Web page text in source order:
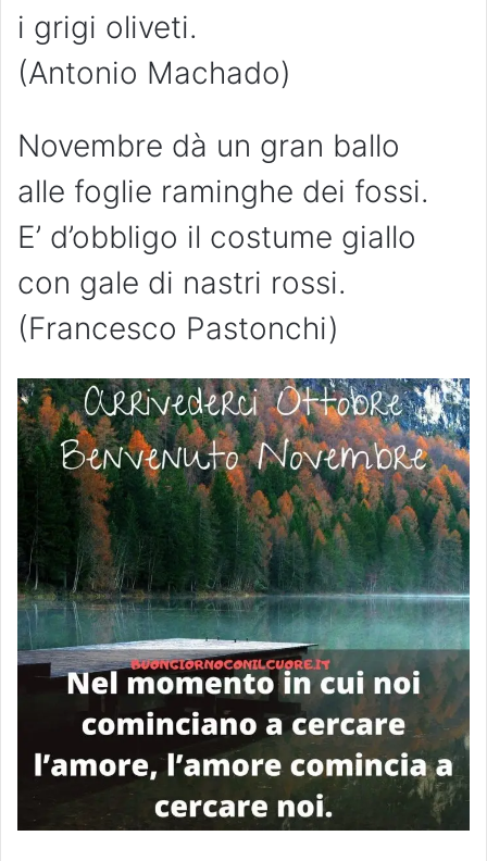
i grigi oliveti.
(Antonio Machado)
Novembre dà un gran ballo
alle foglie raminghe dei fossi.
E’ d’obbligo il costume giallo
con gale di nastri rossi.
(Francesco Pastonchi)